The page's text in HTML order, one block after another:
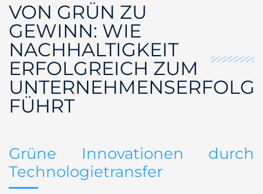
VON GRÜN ZU
GEWINN: WIE
NACHHALTIGKEIT
ERFOLGREICH ZUM
UNTERNEHMENSERFOLG
FÜHRT
Grüne Innovationen durch
Technologietransfer